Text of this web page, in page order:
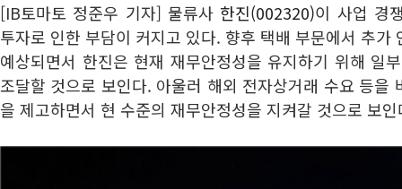
[IB토마토 정준우 기자] 물류사 한진(002320)이 사업 경
투자로 인한 부담이 커지고 있다. 향후 택배 부문에서 추가
예상되면서 한진은 현재 재무안정성을 유지하기 위해 일
조달할 것으로 보인다. 아울러 해외 전자상거래 수요 등을
을 제고하면서 현 수준의 재무안정성을 지켜갈 것으로 보인